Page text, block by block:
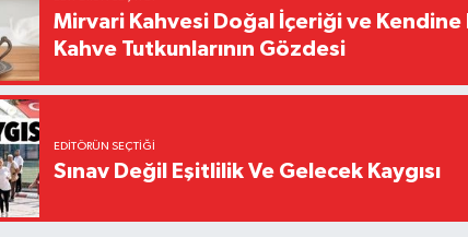
Mirvari Kahvesi Doğal İçeriği ve
Kahve Tutkunlarının Gözdesi
EDITÖRÜN SEÇTIĞI
Sınav Değil Eşitlilik Ve Gelecek Kaygısı